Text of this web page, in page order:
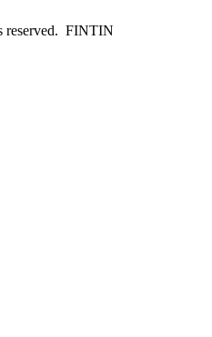
reserved. FINTIN